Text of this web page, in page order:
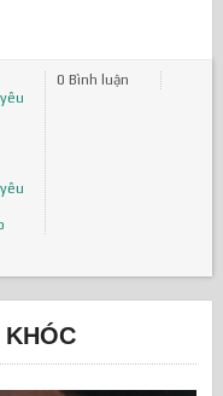
0 Bình luận